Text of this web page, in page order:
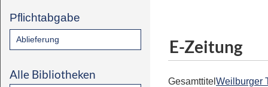
Pflichtabgabe
Ablieferung
Alle Bibliotheken
E-Zeitung
Gesamttitel Weilburger